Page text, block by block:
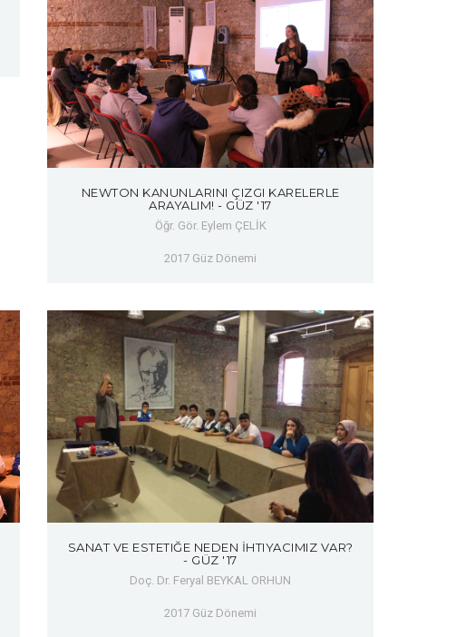
NEWTON KANUNLARINI ÇIZGI KARELERLE
ARAYALIM! - GÜZ '17
Öğr. Gör. Eylem ÇELİK
2017 Güz Dönemi
SANAT VE ESTETIĞE NEDEN İHTIYACIMIZ VAR?
- GÜZ '17
Doç. Dr. Feryal BEYKAL ORHUN
2017 Güz Dönemi